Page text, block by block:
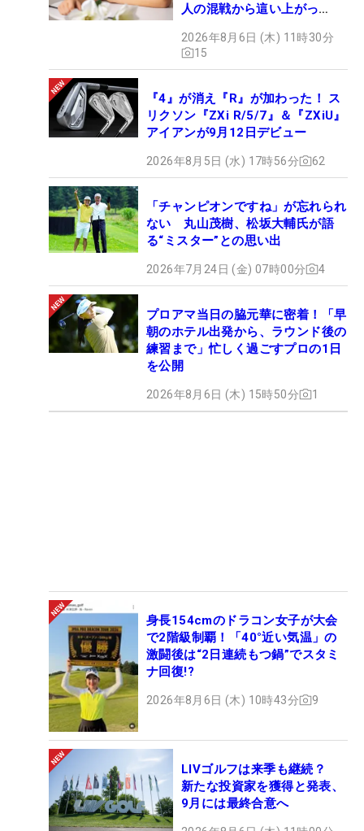
人の混戦から這い上がっ
2026年8月6日 (木) 11時30分
15
『4』が消え『R』が加わった！ ス
リクソン『ZXi R/5/7』＆『ZXiU』
アイアンが9月12日デビュー
2026年8月5日 (水) 17時56分 62
「チャンピオンですね」が忘れられ
ない 丸山茂樹、松坂大輔氏が語
る“ミスター”との思い出
2026年7月24日 (金) 07時00分 4
プロアマ当日の脇元華に密着！「早
朝のホテル出発から、ラウンド後の
練習まで」忙しく過ごすプロの1日
を公開
2026年8月6日 (木) 15時50分 1
身長154cmのドラコン女子が大会
で2階級制覇！「40°近い気温」の
激闘後は“2日連続もつ鍋”でスタミ
ナ回復!?
2026年8月6日 (木) 10時43分 9
LIVゴルフは来季も継続？
新たな投資家を獲得と発表、
9月には最終合意へ